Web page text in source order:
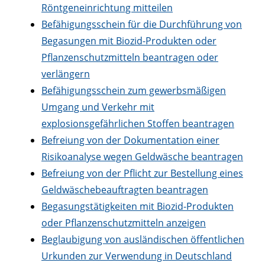
Röntgeneinrichtung mitteilen
Befähigungsschein für die Durchführung von
Begasungen mit Biozid-Produkten oder
Pflanzenschutzmitteln beantragen oder
verlängern
Befähigungsschein zum gewerbsmäßigen
Umgang und Verkehr mit
explosionsgefährlichen Stoffen beantragen
Befreiung von der Dokumentation einer
Risikoanalyse wegen Geldwäsche beantragen
Befreiung von der Pflicht zur Bestellung eines
Geldwäschebeauftragten beantragen
Begasungstätigkeiten mit Biozid-Produkten
oder Pflanzenschutzmitteln anzeigen
Beglaubigung von ausländischen öffentlichen
Urkunden zur Verwendung in Deutschland